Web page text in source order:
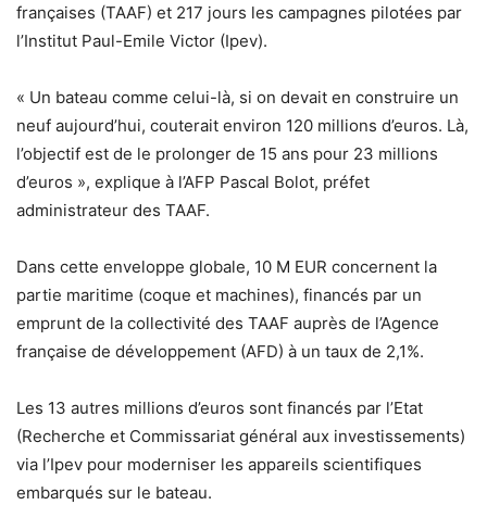
françaises (TAAF) et 217 jours les campagnes pilotées par
l’Institut Paul-Emile Victor (Ipev).
« Un bateau comme celui-là, si on devait en construire un
neuf aujourd’hui, couterait environ 120 millions d’euros. Là,
l’objectif est de le prolonger de 15 ans pour 23 millions
d’euros », explique à l’AFP Pascal Bolot, préfet
administrateur des TAAF.
Dans cette enveloppe globale, 10 M EUR concernent la
partie maritime (coque et machines), financés par un
emprunt de la collectivité des TAAF auprès de l’Agence
française de développement (AFD) à un taux de 2,1%.
Les 13 autres millions d’euros sont financés par l’Etat
(Recherche et Commissariat général aux investissements)
via l’Ipev pour moderniser les appareils scientifiques
embarqués sur le bateau.